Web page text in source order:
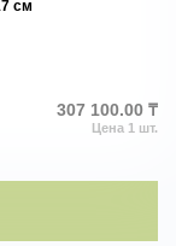
см
307 100.00 ₸